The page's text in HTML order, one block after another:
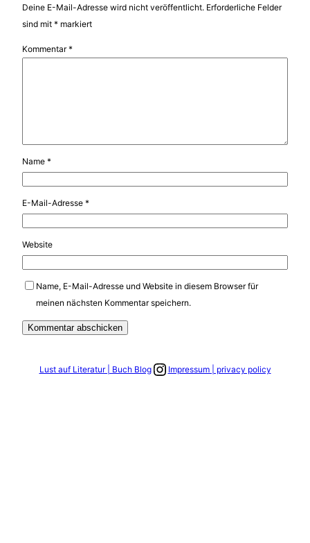
Deine E-Mail-Adresse wird nicht veröffentlicht. Erforderliche Felder
sind mit * markiert
Kommentar*
Name *
E-Mail-Adresse *
Website
Name, E-Mail-Adresse und Website in diesem Browser für
meinen nächsten Kommentar speichern.
Lust auf Literatur | Buch BlogLink zum Instagram Account
Impressum | privacy policy